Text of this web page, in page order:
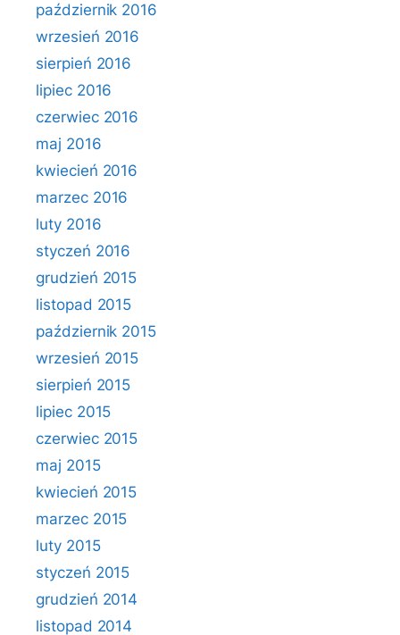
październik 2016
wrzesień 2016
sierpień 2016
lipiec 2016
czerwiec 2016
maj 2016
kwiecień 2016
marzec 2016
luty 2016
styczeń 2016
grudzień 2015
listopad 2015
październik 2015
wrzesień 2015
sierpień 2015
lipiec 2015
czerwiec 2015
maj 2015
kwiecień 2015
marzec 2015
luty 2015
styczeń 2015
grudzień 2014
listopad 2014